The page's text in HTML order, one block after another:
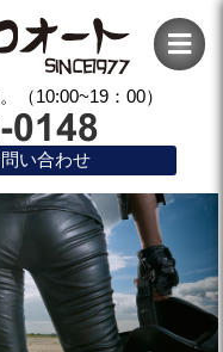
（10:00~19：00）
い合わせ